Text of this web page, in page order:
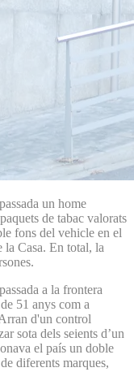
un home
de tabac valorats
fons del vehicle en el
la Casa. En total, la
a la frontera
51 anys com a
d'un control
sota dels seients d’un
el país un doble
diferents marques,